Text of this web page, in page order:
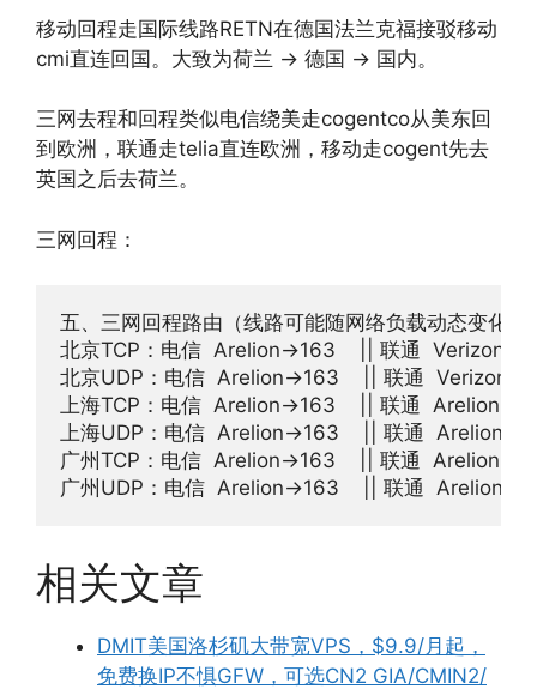
移动回程走国际线路RETN在德国法兰克福接驳移动
cmi直连回国。大致为荷兰 -> 德国 -> 国内。
三网去程和回程类似电信绕美走cogentco从美东回
到欧洲，联通走telia直连欧洲，移动走cogent先去
英国之后去荷兰。
三网回程：
五、三网回程路由（线路可能随网络负载动态变化）
北京TCP：电信  Arelion->163    || 联通  Verizon-
北京UDP：电信  Arelion->163    || 联通
上海TCP：电信  Arelion->163    || 联通  Arelion-
上海UDP：电信  Arelion->163    || 联通  Arelion-
广州TCP：电信  Arelion->163    || 联通  Arelion-
广州UDP：电信  Arelion->163    || 联通  Arelion-
相关文章
DMIT美国洛杉矶大带宽VPS，$9.9/月起，
免费换IP不惧GFW，可选CN2 GIA/CMIN2/